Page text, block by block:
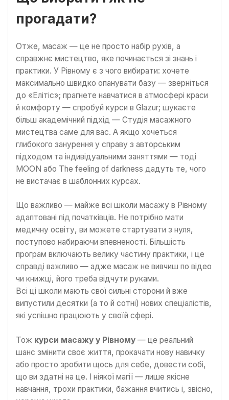
прогадати?
Отже, масаж — це не просто набір рухів, а
справжнє мистецтво, яке починається зі знань і
практики. У Рівному є з чого вибирати: хочете
максимально швидко опанувати базу — зверніться
до «Елітіс»; прагнете навчатися в атмосфері краси
й комфорту — спробуй курси в Glazur; шукаєте
більш академічний підхід — Студія масажного
мистецтва саме для вас. А якщо хочеться
глибокого занурення у справу з авторським
підходом та індивідуальними заняттями — тоді
MOON або The feeling of darkness дадуть те, чого
не вистачає в шаблонних курсах.
Що важливо — майже всі школи масажу в Рівному
адаптовані під початківців. Не потрібно мати
медичну освіту, ви можете стартувати з нуля,
поступово набираючи впевненості. Більшість
програм включають велику частину практики, і це
справді важливо — адже масаж не вивчиш по відео
чи книжці, його треба відчути руками.
Всі ці школи мають свої сильні сторони й вже
випустили десятки (а то й сотні) нових спеціалістів,
які успішно працюють у своїй сфері.
Тож курси масажу у Рівному — це реальний
шанс змінити своє життя, прокачати нову навичку
або просто зробити щось для себе, довести собі,
що ви здатні на це. І ніякої магії — лише якісне
навчання, трохи практики, бажання вчитись і, звісно,